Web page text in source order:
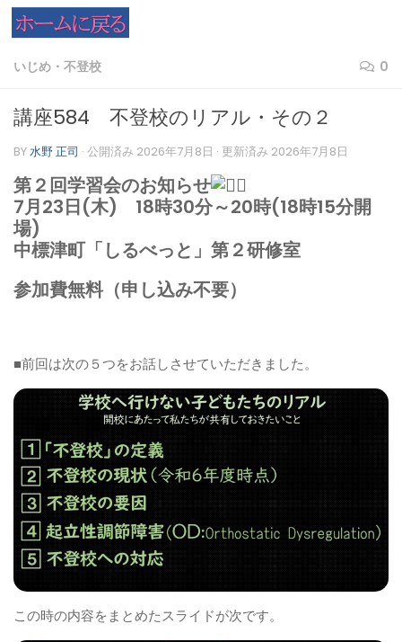
コンテンツへスキップ
いじめ・不登校 0
講座584 不登校のリアル・その２
BY水野 正司 · 公開済み 2026年7月8日 · 更新済み 2026年7月8日
第２回学習会のお知らせ
7月23日(木) 18時30分～20時(18時15分開
場)
中標津町「しるべっと」第２研修室
参加費無料（申し込み不要）
■前回は次の５つをお話しさせていただきました。
この時の内容をまとめたスライドが次です。